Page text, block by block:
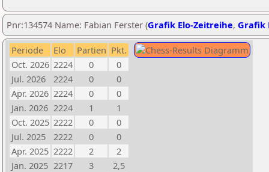
Pnr:134574 Name: Fabian Ferster (Grafik Elo-Zeitreihe, Grafik
Periode Elo Partien Pkt.
Oct. 2026 2224 0
0
Jul. 2026
2224 0
0
Apr. 2026 2224 0
0
Jan. 2026 2224 1
1
Oct. 2025 2222 0
0
Jul. 2025
2222 0
0
Apr. 2025 2222 2
2
Jan. 2025 2217 3
2,5